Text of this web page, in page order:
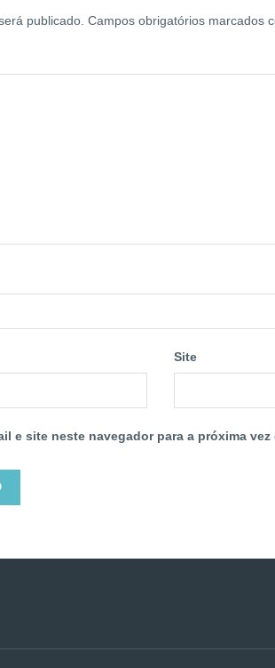
publicado. Campos obrigatórios marcados
Site
e site neste navegador para a próxima vez